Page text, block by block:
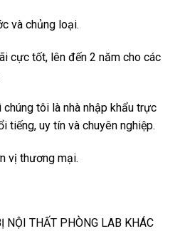
và chủng loại.
cực tốt, lên đến 2 năm cho các
chúng tôi là nhà nhập khẩu trực
tiếng, uy tín và chuyên nghiệp.
vị thương mại.
NỘI THẤT PHÒNG LAB KHÁC